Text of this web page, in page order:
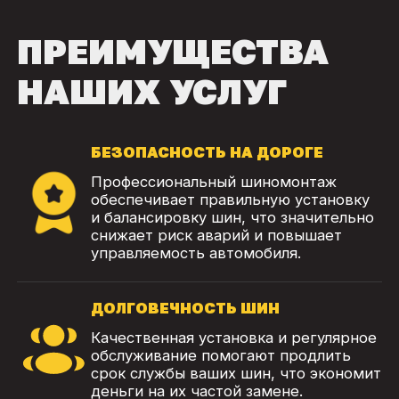
ПРЕИМУЩЕСТВА
НАШИХ УСЛУГ
БЕЗОПАСНОСТЬ НА ДОРОГЕ
Профессиональный шиномонтаж
обеспечивает правильную установку
и балансировку шин, что значительно
снижает риск аварий и повышает
управляемость автомобиля.
ДОЛГОВЕЧНОСТЬ ШИН
Качественная установка и регулярное
обслуживание помогают продлить
срок службы ваших шин, что экономит
деньги на их частой замене.